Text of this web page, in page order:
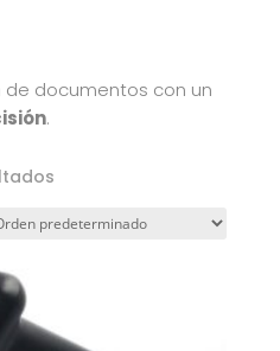
de documentos con un
.